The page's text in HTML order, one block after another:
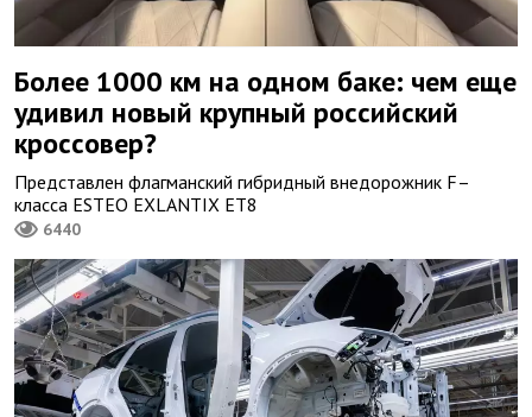
Более 1000 км на одном баке: чем еще
удивил новый крупный российский
кроссовер?
Представлен флагманский гибридный внедорожник F–
класса ESTEO EXLANTIX ET8
6440